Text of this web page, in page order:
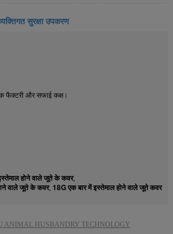
सुरक्षा उपकरण
फैक्टरी और सफाई कक्ष।
होने वाले जूते के कवर,
वाले जूते के कवर, 18G एक बार में इस्तेमाल होने वाले जूते कवर
ANIMAL HUSBANDRY TECHNOLOGY